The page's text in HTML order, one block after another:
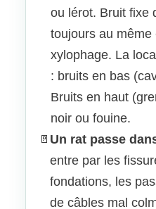
ou lérot. Bruit fixe
toujours au
xylophage. La
: bruits en bas
Bruits en haut
noir ou fouine.
🚪 Un rat passe
entre par les
fondations, les
de câbles mal